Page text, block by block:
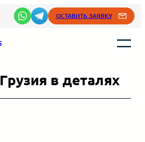
ОСТАВИТЬ ЗАЯВКУ
Грузия в деталях